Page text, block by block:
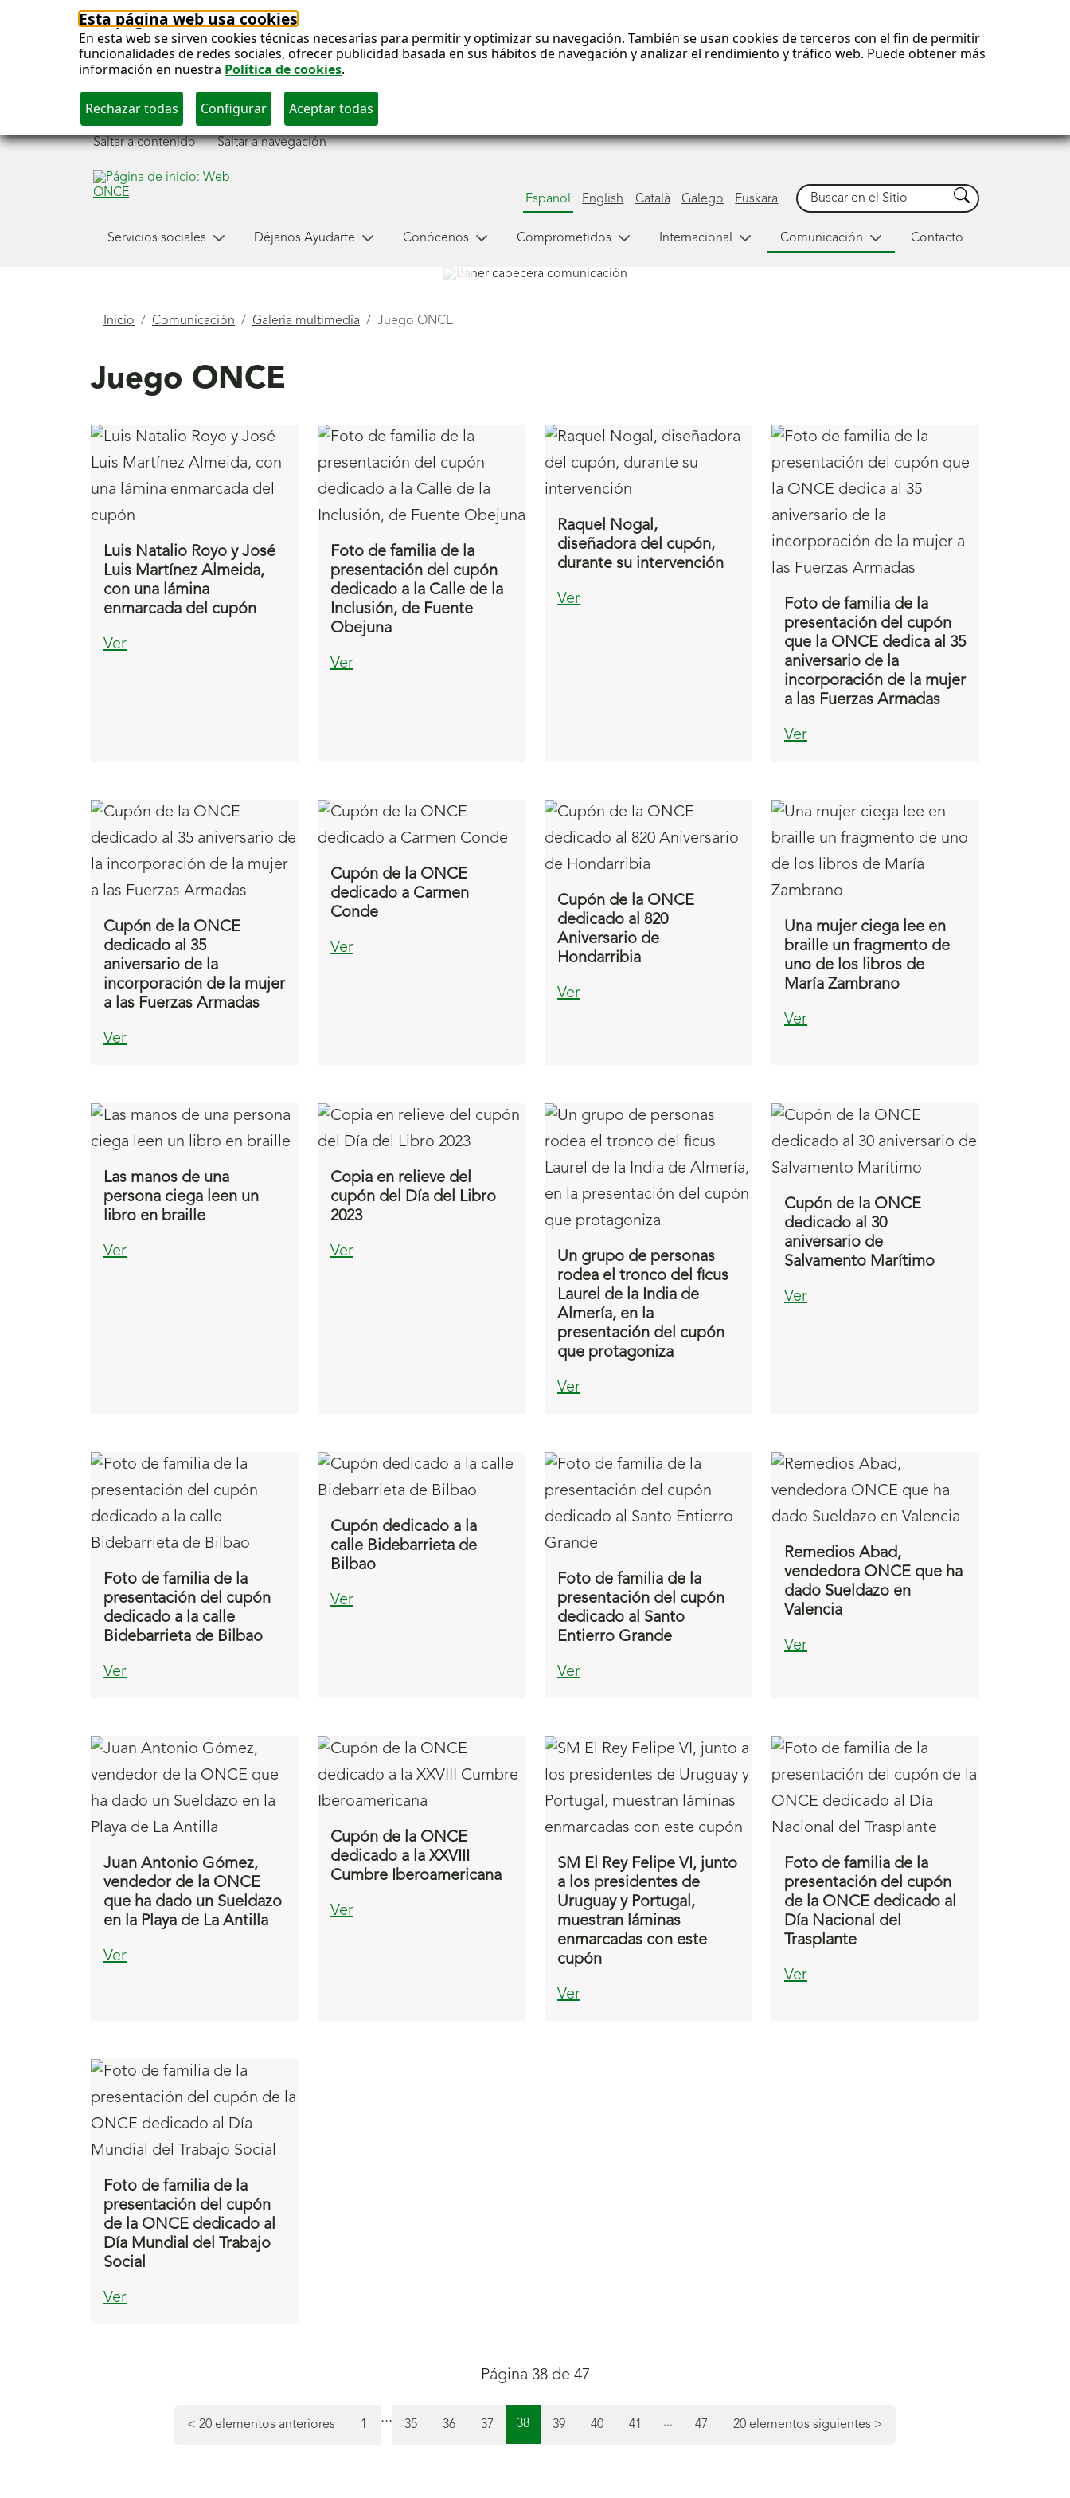
Esta página web usa cookies
En esta web se sirven cookies técnicas necesarias para permitir y optimizar su navegación. También se usan cookies de terceros con el fin de permitir
funcionalidades de redes sociales, ofrecer publicidad basada en sus hábitos de navegación y analizar el rendimiento y tráfico web. Puede obtener más
información en nuestra Política de cookies.
Saltar a contenido Saltar a navegación
Español English Català Galego Euskara
Buscar Buscar
Servicios sociales Déjanos Ayudarte Conócenos Comprometidos Internacional Comunicación Contacto
Comunicación
Está
Inicio Comunicación Galería multimedia Juego ONCE
Juego ONCE
Luis Natalio Royo y José
Luis Martínez Almeida,
con una lámina
enmarcada del cupón
Ver
Foto de familia de la
presentación del cupón
dedicado a la Calle de la
Inclusión, de Fuente
Obejuna
Ver
Raquel Nogal,
diseñadora del cupón,
durante su intervención
Ver
Foto de familia de la
presentación del cupón
que la ONCE dedica al 35
aniversario de la
incorporación de la mujer
a las Fuerzas Armadas
Ver
Cupón de la ONCE
dedicado al 35
aniversario de la
incorporación de la mujer
a las Fuerzas Armadas
Ver
Cupón de la ONCE
dedicado a Carmen
Conde
Ver
Cupón de la ONCE
dedicado al 820
Aniversario de
Hondarribia
Ver
Una mujer ciega lee en
braille un fragmento de
uno de los libros de
María Zambrano
Ver
Las manos de una
persona ciega leen un
libro en braille
Ver
Copia en relieve del
cupón del Día del Libro
2023
Ver
Un grupo de personas
rodea el tronco del ficus
Laurel de la India de
Almería, en la
presentación del cupón
que protagoniza
Ver
Cupón de la ONCE
dedicado al 30
aniversario de
Salvamento Marítimo
Ver
Foto de familia de la
presentación del cupón
dedicado a la calle
Bidebarrieta de Bilbao
Ver
Cupón dedicado a la
calle Bidebarrieta de
Bilbao
Ver
Foto de familia de la
presentación del cupón
dedicado al Santo
Entierro Grande
Ver
Remedios Abad,
vendedora ONCE que ha
dado Sueldazo en
Valencia
Ver
Juan Antonio Gómez,
vendedor de la ONCE
que ha dado un Sueldazo
en la Playa de La Antilla
Ver
Cupón de la ONCE
dedicado a la XXVIII
Cumbre Iberoamericana
Ver
SM El Rey Felipe VI, junto
a los presidentes de
Uruguay y Portugal,
muestran láminas
enmarcadas con este
cupón
Ver
Foto de familia de la
presentación del cupón
de la ONCE dedicado al
Día Nacional del
Trasplante
Ver
Foto de familia de la
presentación del cupón
de la ONCE dedicado al
Día Mundial del Trabajo
Social
Ver
Página 38 de 47
< 20 elementos anteriores 1 ... Página
35 Página
36 Página
37 Página
38 Página
39 Página
40 Página
41 ... Página
47 20 elementos siguientes >